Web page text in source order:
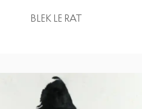
BLEK LE RAT